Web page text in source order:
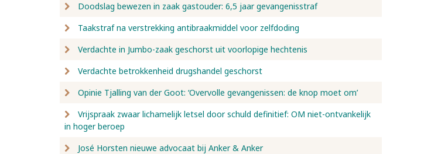
Doodslag bewezen in zaak gastouder: 6,5 jaar gevangenisstraf
Taakstraf na verstrekking antibraakmiddel voor zelfdoding
Verdachte in Jumbo-zaak geschorst uit voorlopige hechtenis
Verdachte betrokkenheid drugshandel geschorst
Opinie Tjalling van der Goot: ‘Overvolle gevangenissen: de knop moet om’
Vrijspraak zwaar lichamelijk letsel door schuld definitief: OM niet-ontvankelijk
in hoger beroep
José Horsten nieuwe advocaat bij Anker & Anker